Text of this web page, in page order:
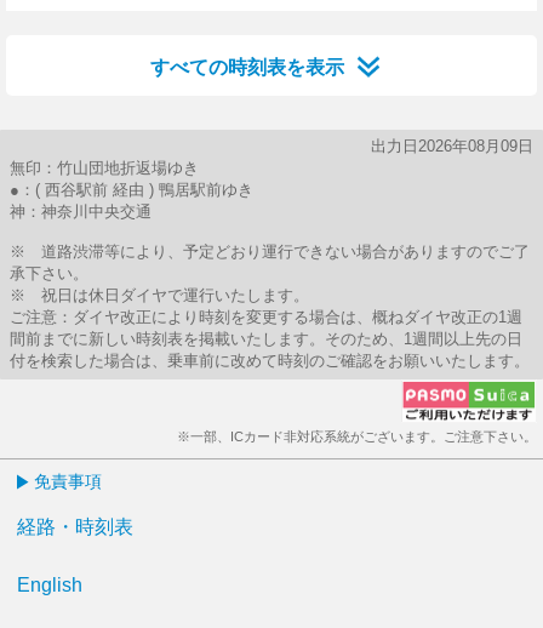
すべての時刻表を表示
出力日2026年08月09日
無印：竹山団地折返場ゆき
●：( 西谷駅前 経由 ) 鴨居駅前ゆき
神：神奈川中央交通
※ 道路渋滞等により、予定どおり運行できない場合がありますのでご了
承下さい。
※ 祝日は休日ダイヤで運行いたします。
ご注意：ダイヤ改正により時刻を変更する場合は、概ねダイヤ改正の1週
間前までに新しい時刻表を掲載いたします。そのため、1週間以上先の日
付を検索した場合は、乗車前に改めて時刻のご確認をお願いいたします。
※一部、ICカード非対応系統がございます。ご注意下さい。
免責事項
経路・時刻表
English